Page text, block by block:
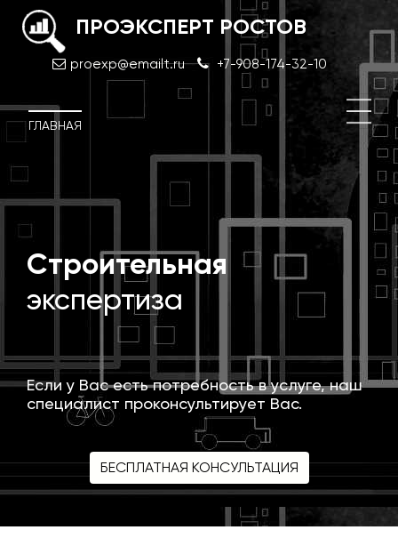
ПРОЭКСПЕРТ РОСТОВ
proexp@emailt.ru +7-908-174-32-10
ГЛАВНАЯ
Строительная
экспертиза
Если у Вас есть потребность в услуге, наш
специалист проконсультирует Вас.
БЕСПЛАТНАЯ КОНСУЛЬТАЦИЯ